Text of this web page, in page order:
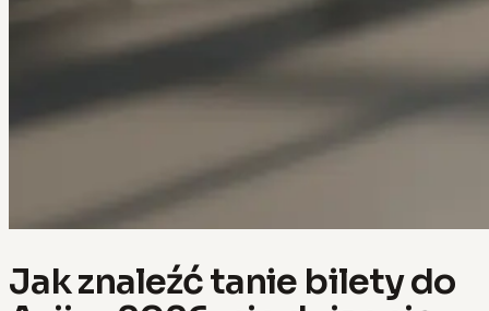
Jak znaleźć tanie bilety do